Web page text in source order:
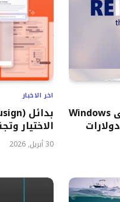
ترقية نظام التشغيل إلى Windows
11 Pro متاحة مقابل 10 دولارات
اخر الاخبار
الاختيار
30 أبريل, 2026